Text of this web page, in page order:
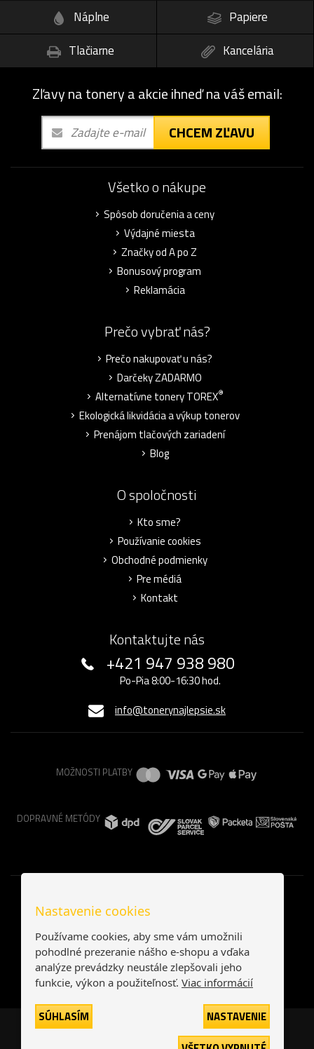
Náplne
Papiere
Tlačiarne
Kancelária
Zľavy na tonery a akcie ihneď na váš email:
CHCEM ZĽAVU
Všetko o nákupe
Spôsob doručenia a ceny
Výdajné miesta
Značky od A po Z
Bonusový program
Reklamácia
Prečo vybrať nás?
Prečo nakupovať u nás?
Darčeky ZADARMO
Alternatívne tonery TOREX®
Ekologická likvidácia a výkup tonerov
Prenájom tlačových zariadení
Blog
O spoločnosti
Kto sme?
Používanie cookies
Obchodné podmienky
Pre médiá
Kontakt
Kontaktujte nás
+421 947 938 980
Po-Pia 8:00-16:30 hod.
info@tonerynajlepsie.sk
MOŽNOSTI PLATBY
DOPRAVNÉ METÓDY
Slovensko
Nastavenie cookies
Používame cookies, aby sme vám umožnili
pohodlné prezeranie nášho e-shopu a vďaka
analýze prevádzky neustále zlepšovali jeho
funkcie, výkon a použiteľnosť. Viac informácií
SÚHLASÍM
NASTAVENIE